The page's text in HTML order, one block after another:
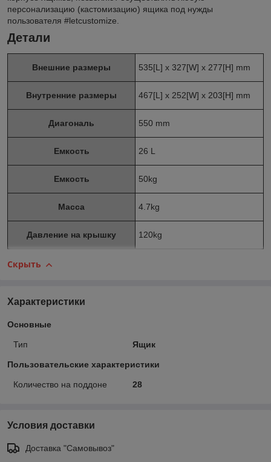
персонализацию (кастомизацию) ящика под нужды
пользователя #letcustomize.
Детали
Внешние размеры 535[L] x 327[W] x 277[H] mm
Внутренние размеры 467[L] x 252[W] x 203[H] mm
Диагональ 550 mm
Емкость 26 L
Емкость 50kg
Масса 4.7kg
Давление на крышку 120kg
Скрыть
Характеристики
Основные
Тип Ящик
Пользовательские характеристики
Количество на поддоне 28
Условия доставки
Доставка "Самовывоз"